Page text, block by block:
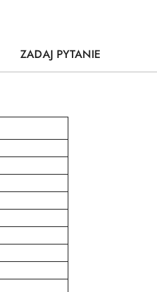
ZADAJ PYTANIE